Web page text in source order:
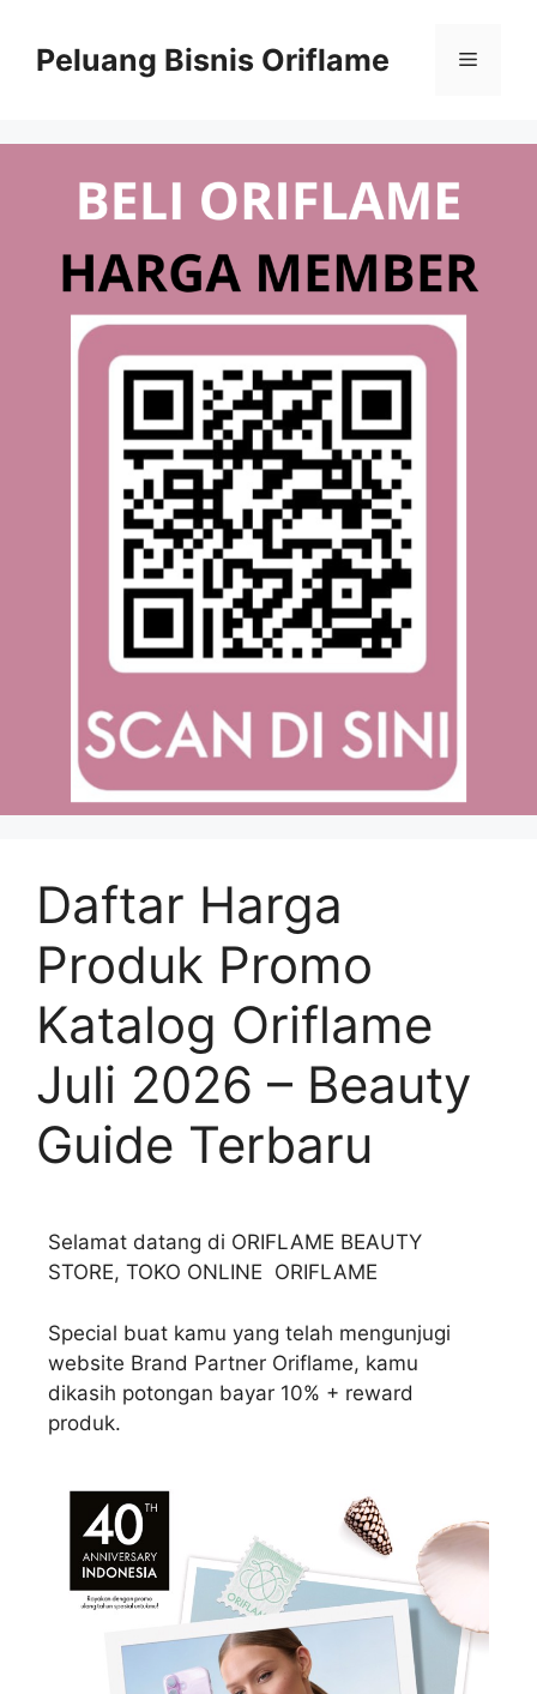
Peluang Bisnis Oriflame
Daftar Harga
Produk Promo
Katalog Oriflame
Juli 2026 – Beauty
Guide Terbaru
Selamat datang di ORIFLAME BEAUTY
STORE, TOKO ONLINE ORIFLAME
Special buat kamu yang telah mengunjugi
website Brand Partner Oriflame, kamu
dikasih potongan bayar 10% + reward
produk.